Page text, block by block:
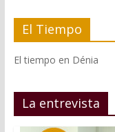
El Tiempo
El tiempo en Dénia
La entrevista